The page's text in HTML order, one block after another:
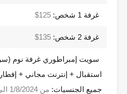
غرفة 1 شخص: 125$
غرفة 2 شخص: 135$
سويت إمبراطوري غرفة نوم
جميع الجنسيات: من 1/8/2024 الى 31/10/2024